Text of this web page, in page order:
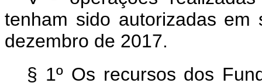
tenham sido autorizadas
dezembro de 2017.
§ 1º Os recursos dos